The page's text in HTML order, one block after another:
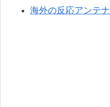
海外の反応アンテナ